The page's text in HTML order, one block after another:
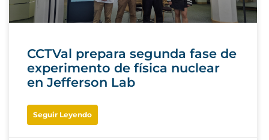
CCTVal prepara segunda fase de
experimento de física nuclear
en Jefferson Lab
Seguir Leyendo